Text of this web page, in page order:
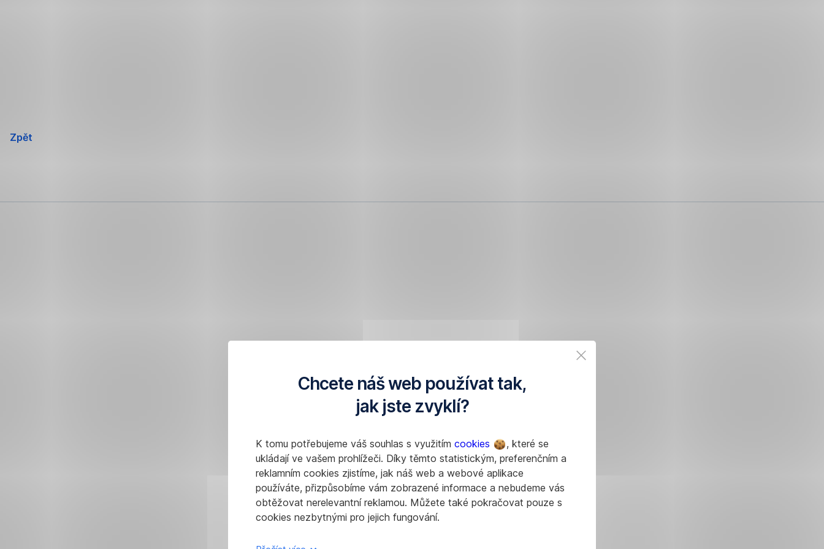
Chcete náš web používat tak,
jak jste zvyklí?
K tomu potřebujeme váš souhlas s využitím cookies
, které se
ukládají ve vašem prohlížeči. Díky těmto statistickým, preferenčním a
reklamním cookies zjistíme, jak náš web a webové aplikace
používáte, přizpůsobíme vám zobrazené informace a nebudeme vás
obtěžovat nerelevantní reklamou. Můžete také pokračovat pouze s
cookies nezbytnými pro jejich fungování.
Zpět